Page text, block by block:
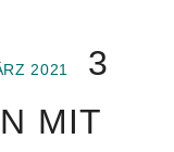
2021
3
MIT